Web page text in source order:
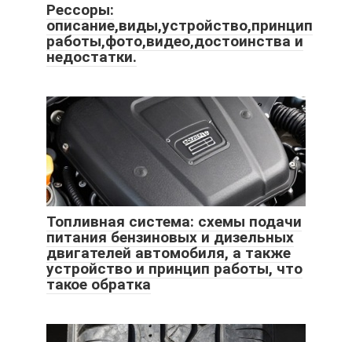
Рессоры:
описание,виды,устройство,принцип
работы,фото,видео,достоинства и
недостатки.
Топливная система: схемы подачи
питания бензиновых и дизельных
двигателей автомобиля, а также
устройство и принцип работы, что
такое обратка